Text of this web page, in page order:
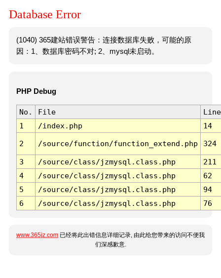
Database Error
(1040) 365建站错误警告：连接数据库失败，可能的原
因：1、数据库密码不对; 2、mysql未启动。
PHP Debug
No. File
Line
1
/index.php 14
2 /source/function/function_extend.php 324
3 /source/class/jzmysql.class.php
211
4
/source/class/jzmysql.class.php
62
5
/source/class/jzmysql.class.php
94
6
/source/class/jzmysql.class.php 76
www.365jz.com 已经将此出错信息详细记录, 由此给您带来的访问不便我
们深感歉意.